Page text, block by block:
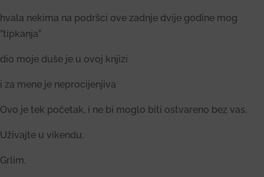
hvala nekima na podršci ove zadnje dvije godine mog
”tipkanja”
dio moje duše je u ovoj knjizi
i za mene je neprocijenjiva
Ovo je tek početak, i ne bi moglo biti ostvareno bez vas.
Uživajte u vikendu.
Grlim,